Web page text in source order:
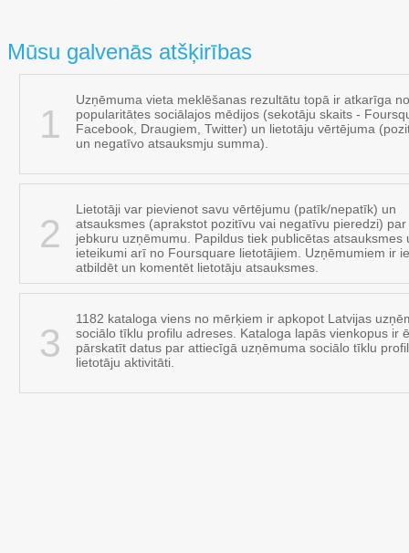
Mūsu galvenās atšķirības
1
Uzņēmuma vieta meklēšanas rezultātu topā ir atkarīga
popularitātes sociālajos mēdijos (sekotāju skaits -
Facebook, Draugiem, Twitter) un lietotāju vērtējuma
un negatīvo atsauksmju summa).
2
Lietotāji var pievienot savu vērtējumu (patīk/nepatīk) un
atsauksmes (aprakstot pozitīvu vai negatīvu pieredzi) par
jebkuru uzņēmumu. Papildus tiek publicētas atsauksmes
ieteikumi arī no Foursquare lietotājiem. Uzņēmumiem ir
atbildēt un komentēt lietotāju atsauksmes.
3
1182 kataloga viens no mērķiem ir apkopot Latvijas
sociālo tīklu profilu adreses. Kataloga lapās vienkopus ir
pārskatīt datus par attiecīgā uzņēmuma sociālo tīklu
lietotāju aktivitāti.